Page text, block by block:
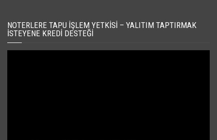
NOTERLERE TAPU İŞLEM YETKISI – YALITIM TAPTIRMAK
İSTEYENE KREDI DESTEĞI